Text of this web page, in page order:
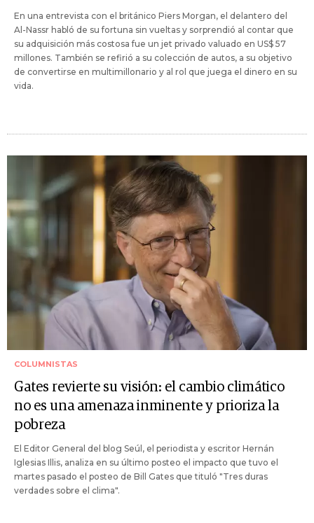
En una entrevista con el británico Piers Morgan, el delantero del
Al-Nassr habló de su fortuna sin vueltas y sorprendió al contar que
su adquisición más costosa fue un jet privado valuado en US$ 57
millones. También se refirió a su colección de autos, a su objetivo
de convertirse en multimillonario y al rol que juega el dinero en su
vida.
COLUMNISTAS
Gates revierte su visión: el cambio climático
no es una amenaza inminente y prioriza la
pobreza
El Editor General del blog Seúl, el periodista y escritor Hernán
Iglesias Illis, analiza en su último posteo el impacto que tuvo el
martes pasado el posteo de Bill Gates que tituló "Tres duras
verdades sobre el clima".